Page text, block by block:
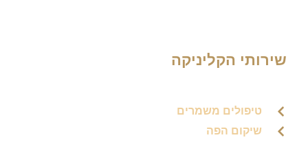
שירותי הקליניקה
טיפולים משמרים
שיקום הפה